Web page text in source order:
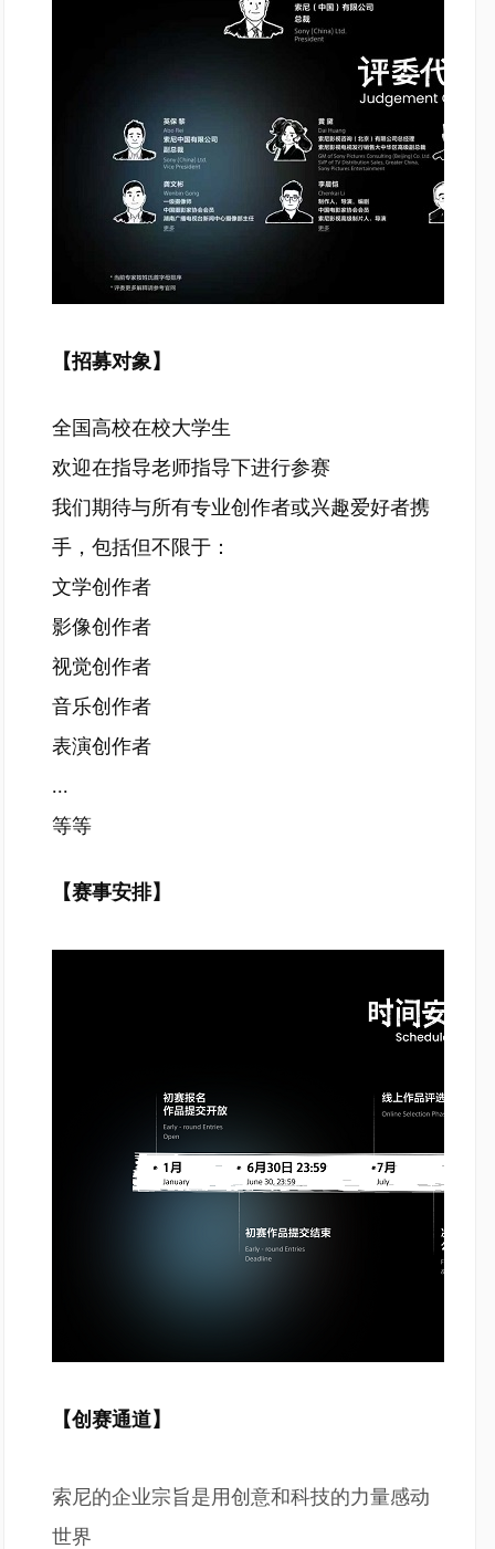
【招募对象】
全国高校在校大学生
欢迎在指导老师指导下进行参赛
我们期待与所有专业创作者或兴趣爱好者携
手，包括但不限于：
文学创作者
影像创作者
视觉创作者
音乐创作者
表演创作者
...
等等
【赛事安排】
【创赛通道】
索尼的企业宗旨是用创意和科技的力量感动
世界